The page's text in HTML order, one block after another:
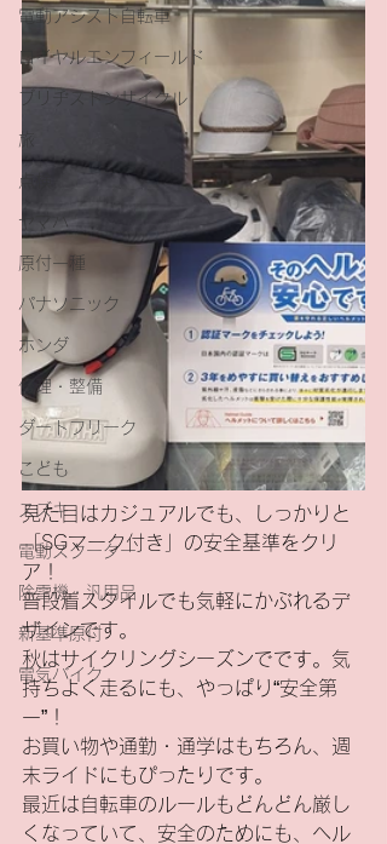
電動アシスト自転車
ロイヤルエンフィールド
ブリヂストンサイクル
旅
点検
ヤマハ
原付一種
パナソニック
ホンダ
修理・整備
ダートフリーク
こども
スズキ
電動スクーター
除雪機・汎用品
新基準原付
電気バイク
見た目はカジュアルでも、しっかりと
「SGマーク付き」の安全基準をクリ
ア！
普段着スタイルでも気軽にかぶれるデ
ザインです。
秋はサイクリングシーズンでです。気
持ちよく走るにも、やっぱり“安全第
一”！
お買い物や通勤・通学はもちろん、週
末ライドにもぴったりです。
最近は自転車のルールもどんどん厳し
くなっていて、安全のためにも、ヘル